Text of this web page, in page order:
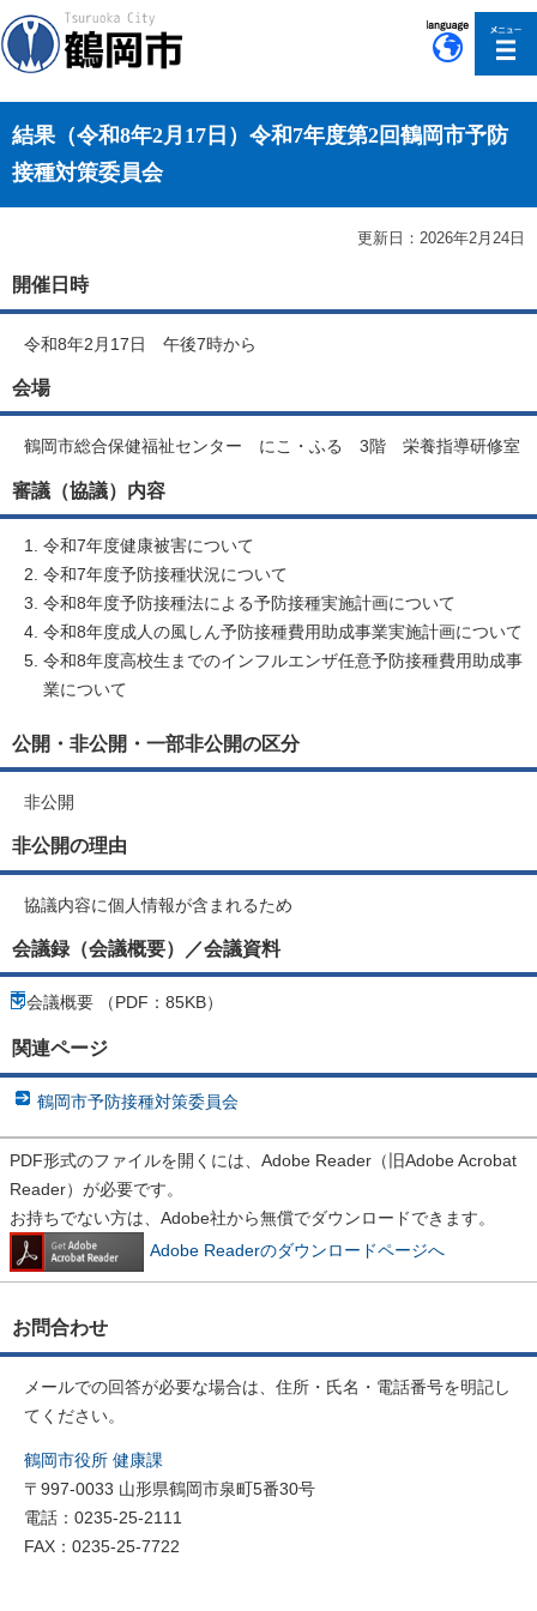
結果（令和8年2月17日）令和7年度第2回鶴岡市予防
接種対策委員会
更新日：2026年2月24日
開催日時
令和8年2月17日 午後7時から
会場
鶴岡市総合保健福祉センター にこ・ふる 3階 栄養指導研修室
審議（協議）内容
令和7年度健康被害について
令和7年度予防接種状況について
令和8年度予防接種法による予防接種実施計画について
令和8年度成人の風しん予防接種費用助成事業実施計画について
令和8年度高校生までのインフルエンザ任意予防接種費用助成事
業について
公開・非公開・一部非公開の区分
非公開
非公開の理由
協議内容に個人情報が含まれるため
会議録（会議概要）／会議資料
会議概要 （PDF：85KB）
関連ページ
鶴岡市予防接種対策委員会
PDF形式のファイルを開くには、Adobe Reader（旧Adobe Acrobat
Reader）が必要です。
お持ちでない方は、Adobe社から無償でダウンロードできます。
Adobe Readerのダウンロードページへ
お問合わせ
メールでの回答が必要な場合は、住所・氏名・電話番号を明記し
てください。
鶴岡市役所 健康課
〒997-0033 山形県鶴岡市泉町5番30号
電話：0235-25-2111
FAX：0235-25-7722